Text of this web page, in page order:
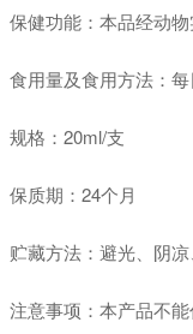
保健功能：本品经动
食用量及食用方法：
规格：20ml/支
保质期：24个月
贮藏方法：避光、阴
注意事项：本产品不